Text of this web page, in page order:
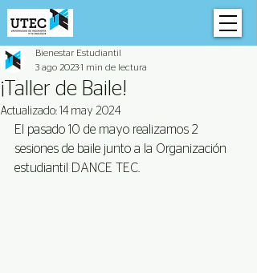
¡Taller de Baile!
Bienestar Estudiantil
3 ago 20231 min de lectura
Actualizado: 14 may 2024
El pasado 10 de mayo realizamos 2
sesiones de baile junto a la Organización
estudiantil DANCE TEC.